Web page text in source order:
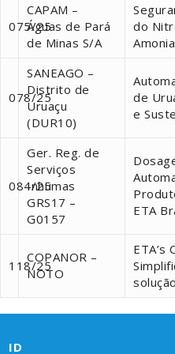
075/25
CAPAM –
Águas de Pará
de Minas S/A
do
078/25
SANEAGO –
Distrito de
Uruaçu
(DUR10)
de
e
084/25
Ger. Reg. de
Serviços
Inhumas
GRS17 –
G0157
ETA
118/25
COPANOR –
NOTO
ETA’s
ID